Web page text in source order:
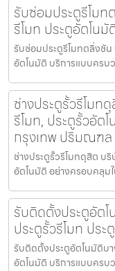
รับซ่อมประตูรีโม
รีโมท ประตูอัตโนมั
รับซ่อมประตูรีโมทตลิ่งชัน
อัตโนมัติ บริการแบบครบ
ช่างประตูรั้วรีโมท
รีโมท, ประตูรั้วอัต
กรุงเทพ ปริมณฑล
ช่างประตูรั้วรีโมทดุสิต บริ
อัตโนมัติ อย่างครอบคลุ
รับติดตั้งประตูอัตโ
ประตูรั้วรีโมท ปร
รับติดตั้งประตูอัตโนมัติบา
อัตโนมัติ บริการแบบคร